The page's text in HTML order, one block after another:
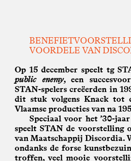
VOORDELE VAN
Op 15 december speelt tg
public enemy, een
STAN-spelers creëerden in
dit stuk volgens Knack tot
Vlaamse producties van na
Speciaal voor het ’30-
speelt STAN de voorstelling
van Maatschappij Discordia.
ondanks de forse
troffen, veel mooie